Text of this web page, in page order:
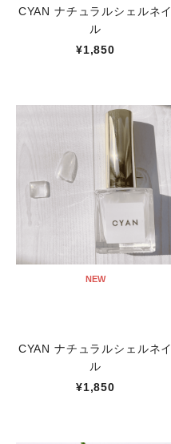
CYAN ナチュラルシェルネイ
ル
¥1,850
NEW
CYAN ナチュラルシェルネイ
ル
¥1,850